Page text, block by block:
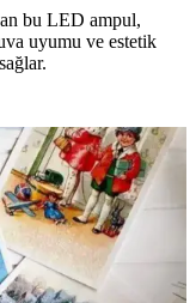
bu LED ampul,
uyumu ve estetik